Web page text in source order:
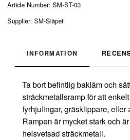
Article Number: SM-ST-03
Supplier: SM-Släpet
INFORMATION
Ta bort befintlig bakläm och
sträckmetallsramp för att
fyrhjulingar, gräsklippare, eller
Rampen är mycket stark och
helsvetsad sträckmetall.